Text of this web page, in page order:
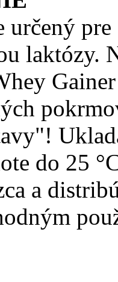
určený
laktózy.
do 25
a